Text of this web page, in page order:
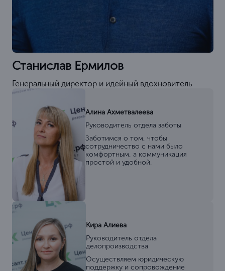
Станислав Ермилов
Генеральный директор и идейный вдохновитель
Алина Ахметвалеева
Руководитель отдела заботы
Заботимся о том, чтобы
сотрудничество с нами было
комфортным, а коммуникация
простой и удобной.
Кира Алиева
Руководитель отдела
делопроизводства
Осуществляем юридическую
поддержку и сопровождение